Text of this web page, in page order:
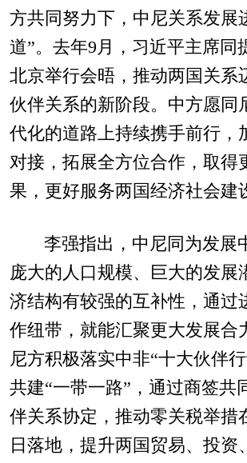
方共同努力下，中尼关系发展
道”。去年9月，习近平主席同
北京举行会晤，推动两国关系
伙伴关系的新阶段。中方愿同
代化的道路上持续携手前行，
对接，拓展全方位合作，取得
果，更好服务两国经济社会建
李强指出，中尼同为发展
庞大的人口规模、巨大的发展
济结构有较强的互补性，通过
作纽带，就能汇聚更大发展合
尼方积极落实中非“十大伙伴
共建“一带一路”，通过商签共
伴关系协定，推动零关税举措
日落地，提升两国贸易、投资